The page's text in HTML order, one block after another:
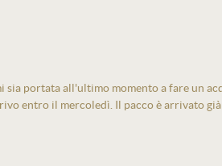
sia portata all'ultimo momento a fare un
entro il mercoledì. Il pacco è arrivato